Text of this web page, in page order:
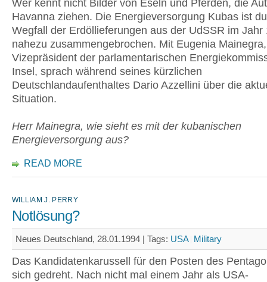
Wer kennt nicht Bilder von Eseln und Pferden, die
Havanna ziehen. Die Energieversorgung Kubas ist
Wegfall der Erdöllieferungen aus der UdSSR im Jahr
nahezu zusammengebrochen. Mit Eugenia
Vizepräsident der parlamentarischen
Insel, sprach während seines kürzlichen
Deutschlandaufenthaltes Dario Azzellini über die
Situation.
Herr Mainegra, wie sieht es mit der kubanischen
Energieversorgung aus?
READ MORE
WILLIAM J. PERRY
Notlösung?
Neues Deutschland, 28.01.1994 | Tags: USA Military
Das Kandidatenkarussell für den Posten des
sich gedreht. Nach nicht mal einem Jahr als USA-